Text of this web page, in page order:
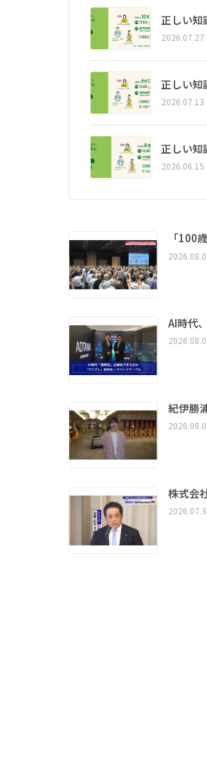
正しい
2026.07.27
正しい
2026.07.13
正しい
2026.06.15
「100
AI時代
紀伊勝
株式会